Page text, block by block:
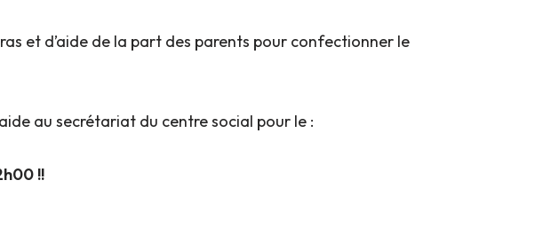
et d’aide de la part des parents pour confectionner le
au secrétariat du centre social pour le :
!!